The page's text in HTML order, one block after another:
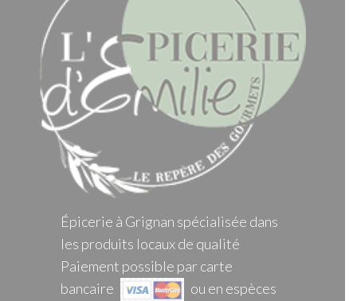
Épicerie à Grignan spécialisée dans
les produits locaux de qualité
Paiement possible par carte
bancaire
ou en espèces